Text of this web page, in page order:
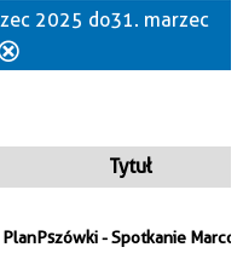
2025 do 31. marzec
Tytuł
PlanPszówki - Spotkanie